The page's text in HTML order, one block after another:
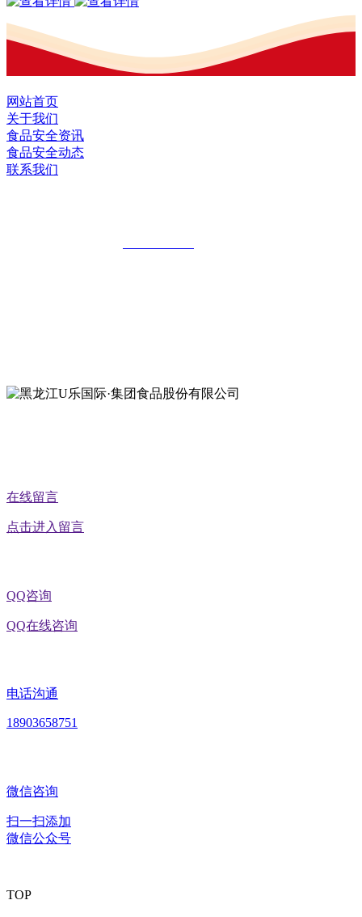
网站首页
关于我们
食品安全资讯
食品安全动态
联系我们
在线留言
点击进入留言
QQ咨询
QQ在线咨询
电话沟通
18903658751
微信咨询
扫一扫添加
微信公众号
TOP